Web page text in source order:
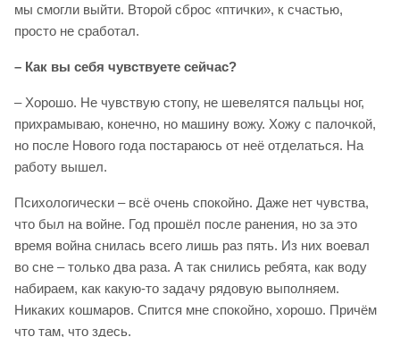
мы смогли выйти. Второй сброс «птички», к счастью,
просто не сработал.
– Как вы себя чувствуете сейчас?
– Хорошо. Не чувствую стопу, не шевелятся пальцы ног,
прихрамываю, конечно, но машину вожу. Хожу с палочкой,
но после Нового года постараюсь от неё отделаться. На
работу вышел.
Психологически – всё очень спокойно. Даже нет чувства,
что был на войне. Год прошёл после ранения, но за это
время война снилась всего лишь раз пять. Из них воевал
во сне – только два раза. А так снились ребята, как воду
набираем, как какую-то задачу рядовую выполняем.
Никаких кошмаров. Спится мне спокойно, хорошо. Причём
что там, что здесь.